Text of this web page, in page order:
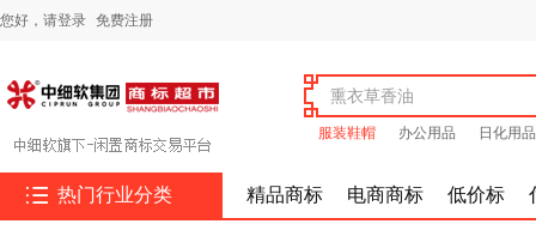
您好， 请登录 免费注册
服装鞋帽 办公用品 日化用品
 热门行业分类 精品商标 电商商标 低价标